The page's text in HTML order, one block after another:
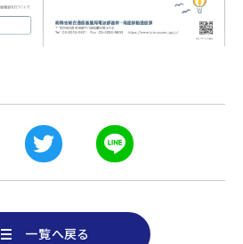
T
L
一覧へ戻る